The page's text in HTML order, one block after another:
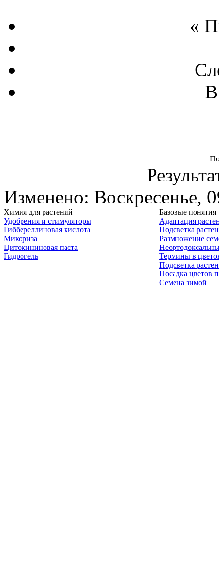
«
Изменено: Воскресенье,
Химия для растений
Удобрения и стимуляторы
Гиббереллиновая кислота
Микориза
Цитокининовая паста
Гидрогель
Базовые понятия
Адаптация
Подсветка
Размножение
Термины в
Подсветка
Посадка цветов
Семена зимой